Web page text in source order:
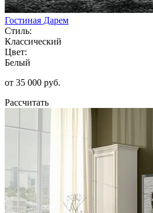
Гостиная Дарем
Стиль:
Классический
Цвет:
Белый
от 35 000 руб.
Рассчитать